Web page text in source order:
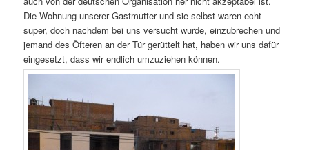
Die Wohnung unserer Gastmutter und sie selbst waren echt
super, doch nachdem bei uns versucht wurde, einzubrechen und
jemand des Öfteren an der Tür gerüttelt hat, haben wir uns dafür
eingesetzt, dass wir endlich umzuziehen können.